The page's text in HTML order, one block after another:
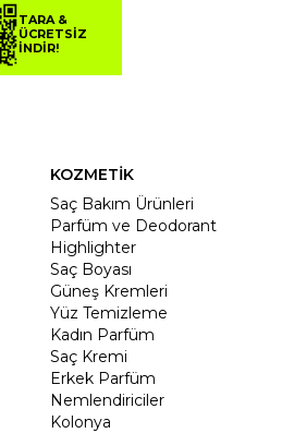
TARA &
ÜCRETSİZ
İNDİR!
KOZMETİK
Saç Bakım Ürünleri
Parfüm ve Deodorant
Highlighter
Saç Boyası
Güneş Kremleri
Yüz Temizleme
Kadın Parfüm
Saç Kremi
Erkek Parfüm
Nemlendiriciler
Kolonya